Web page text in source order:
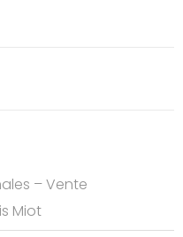
– Vente
Miot